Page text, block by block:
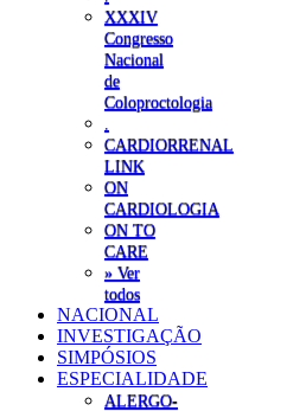
XXXIV
Congresso
Nacional
de
Coloproctologia
CARDIORRENAL
LINK
ON
CARDIOLOGIA
ON TO
CARE
» Ver
todos
NACIONAL
INVESTIGAÇÃO
SIMPÓSIOS
ESPECIALIDADE
ALERGO-